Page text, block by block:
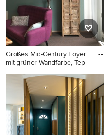
Großes Mid-Century Foyer
mit grüner Wandfarbe, Tep
Großes Mid-Century Foyer
mit grüner Wandfarbe,
Teppichboden und braunem
Boden in Stuttgart